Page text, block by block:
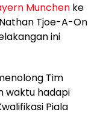
Munchen ke
Tjoe-A-On
ini
Tim
waktu hadapi
Piala